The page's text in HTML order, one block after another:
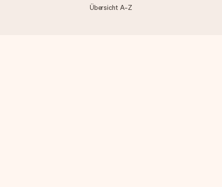
Übersicht A-Z